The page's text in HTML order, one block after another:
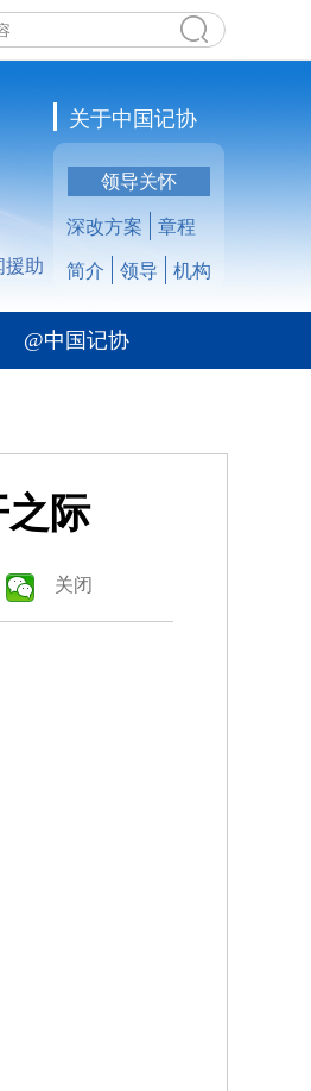
援助
关于中国记协
领导关怀
深改方案
章程
简介
领导 机构
@中国记协
之际
关闭